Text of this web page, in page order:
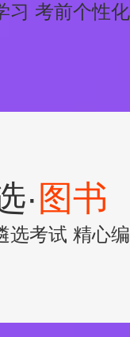
习 考前个性
· 图书
选考试 精心